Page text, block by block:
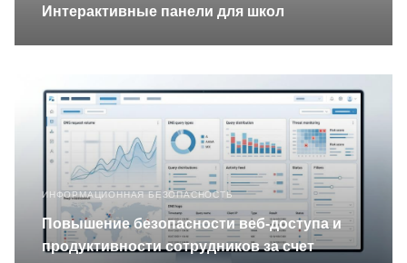
Интерактивные панели для школ
ИНФОРМАЦИОННАЯ БЕЗОПАСНОСТЬ
Повышение безопасности веб‑доступа и
продуктивности сотрудников за счет